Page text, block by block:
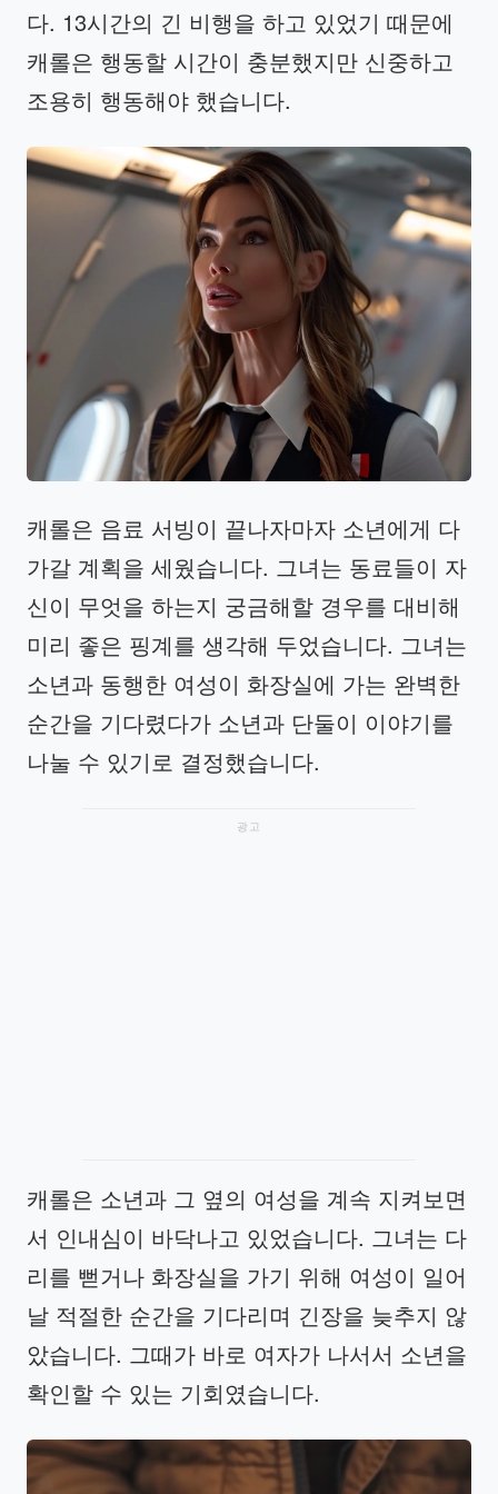
다. 13시간의 긴 비행을 하고 있었기 때문에
캐롤은 행동할 시간이 충분했지만 신중하고
조용히 행동해야 했습니다.
캐롤은 음료 서빙이 끝나자마자 소년에게 다
가갈 계획을 세웠습니다. 그녀는 동료들이 자
신이 무엇을 하는지 궁금해할 경우를 대비해
미리 좋은 핑계를 생각해 두었습니다. 그녀는
소년과 동행한 여성이 화장실에 가는 완벽한
순간을 기다렸다가 소년과 단둘이 이야기를
나눌 수 있기로 결정했습니다.
광고
캐롤은 소년과 그 옆의 여성을 계속 지켜보면
서 인내심이 바닥나고 있었습니다. 그녀는 다
리를 뻗거나 화장실을 가기 위해 여성이 일어
날 적절한 순간을 기다리며 긴장을 늦추지 않
았습니다. 그때가 바로 여자가 나서서 소년을
확인할 수 있는 기회였습니다.